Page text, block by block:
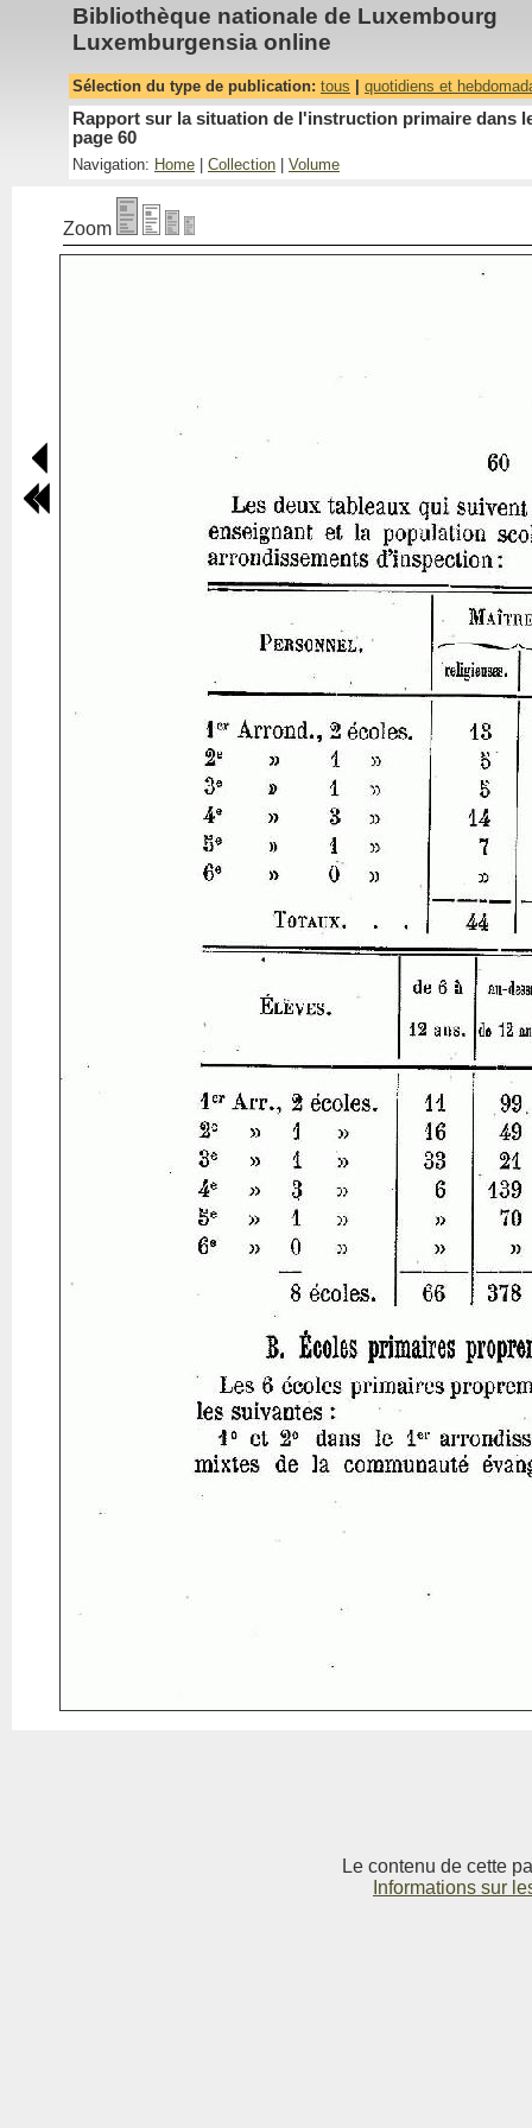
Bibliothèque nationale de Luxembourg
Luxemburgensia online
Sélection du type de publication: tous quotidiens et
Rapport sur la situation de l'instruction primaire dans
page 60
Navigation: Home Collection Volume
Zoom
Le contenu de cette
Informations sur